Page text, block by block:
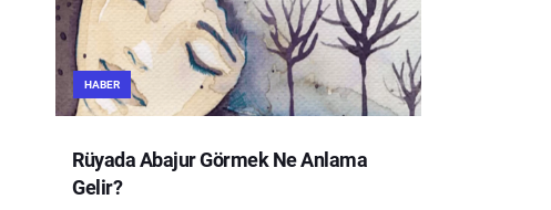
HABER
Rüyada Abajur Görmek Ne Anlama
Gelir?